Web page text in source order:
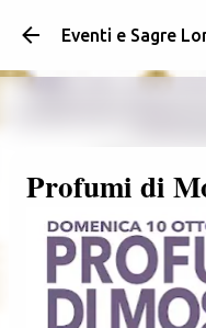
Passa
Profumi di